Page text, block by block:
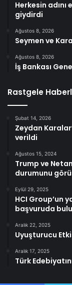
Herkesin
giydirdi
Ağustos 8, 2026
Seymen ve
Ağustos 8, 2026
İş Bankası
Rastgele
Şubat 14, 2026
Zeydan
verildi
Ağustos 15, 2024
Trump ve
durumunu
Eylül 29, 2025
HCI Group’un
başvuruda
Aralık 22, 2025
Uyuşturucu
Aralık 17, 2025
Türk